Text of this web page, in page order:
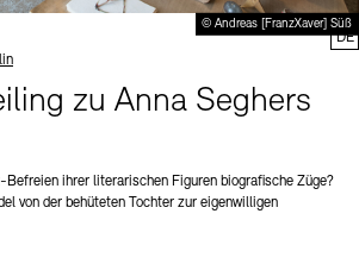
© Andreas [FranzXaver] Süß
zu Anna Seghers
ihrer literarischen Figuren biografische Züge?
von der behüteten Tochter zur eigenwilligen
DE